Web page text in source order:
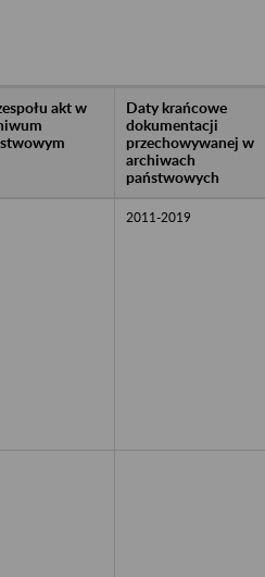
akt w
Daty krańcowe
dokumentacji
przechowywanej w
archiwach
państwowych
2011-2019